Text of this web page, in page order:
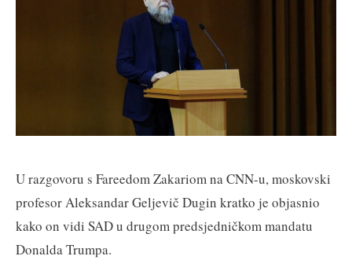
U razgovoru s Fareedom Zakariom na CNN-u, moskovski
profesor Aleksandar Geljevič Dugin kratko je objasnio
kako on vidi SAD u drugom predsjedničkom mandatu
Donalda Trumpa.